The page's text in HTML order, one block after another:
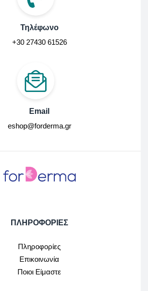
Τηλέφωνο
+30 27430 61526
Email
eshop@forderma.gr
ΠΛΗΡΟΦΟΡΙΕΣ
Πληροφορίες
Επικοινωνία
Ποιοι Είμαστε